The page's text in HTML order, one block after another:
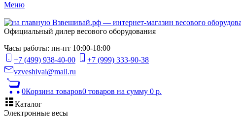
Меню
Официальный дилер весового оборудования
Часы работы: пн-пт 10:00-18:00
+7 (499) 938-40-00
+7 (999) 333-90-38
vzveshivai@mail.ru
0Корзина товаров0 товаров на сумму 0 р.
Каталог
Электронные весы